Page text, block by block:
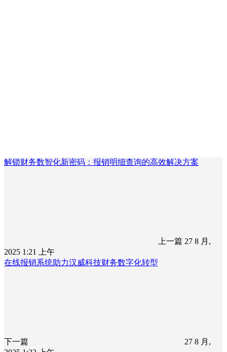
解锁财务数智化新密码：报销明细查询的高效解决方案
上一篇 27 8 月,
2025 1:21 上午
在线报销系统助力汉威科技财务数字化转型
下一篇
27 8 月,